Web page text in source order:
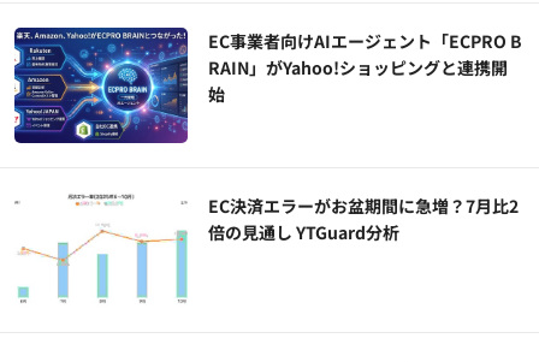
EC事業者向けAIエージェント「ECPRO B
RAIN」がYahoo!ショッピングと連携開
始
EC決済エラーがお盆期間に急増？7月比2
倍の見通し YTGuard分析